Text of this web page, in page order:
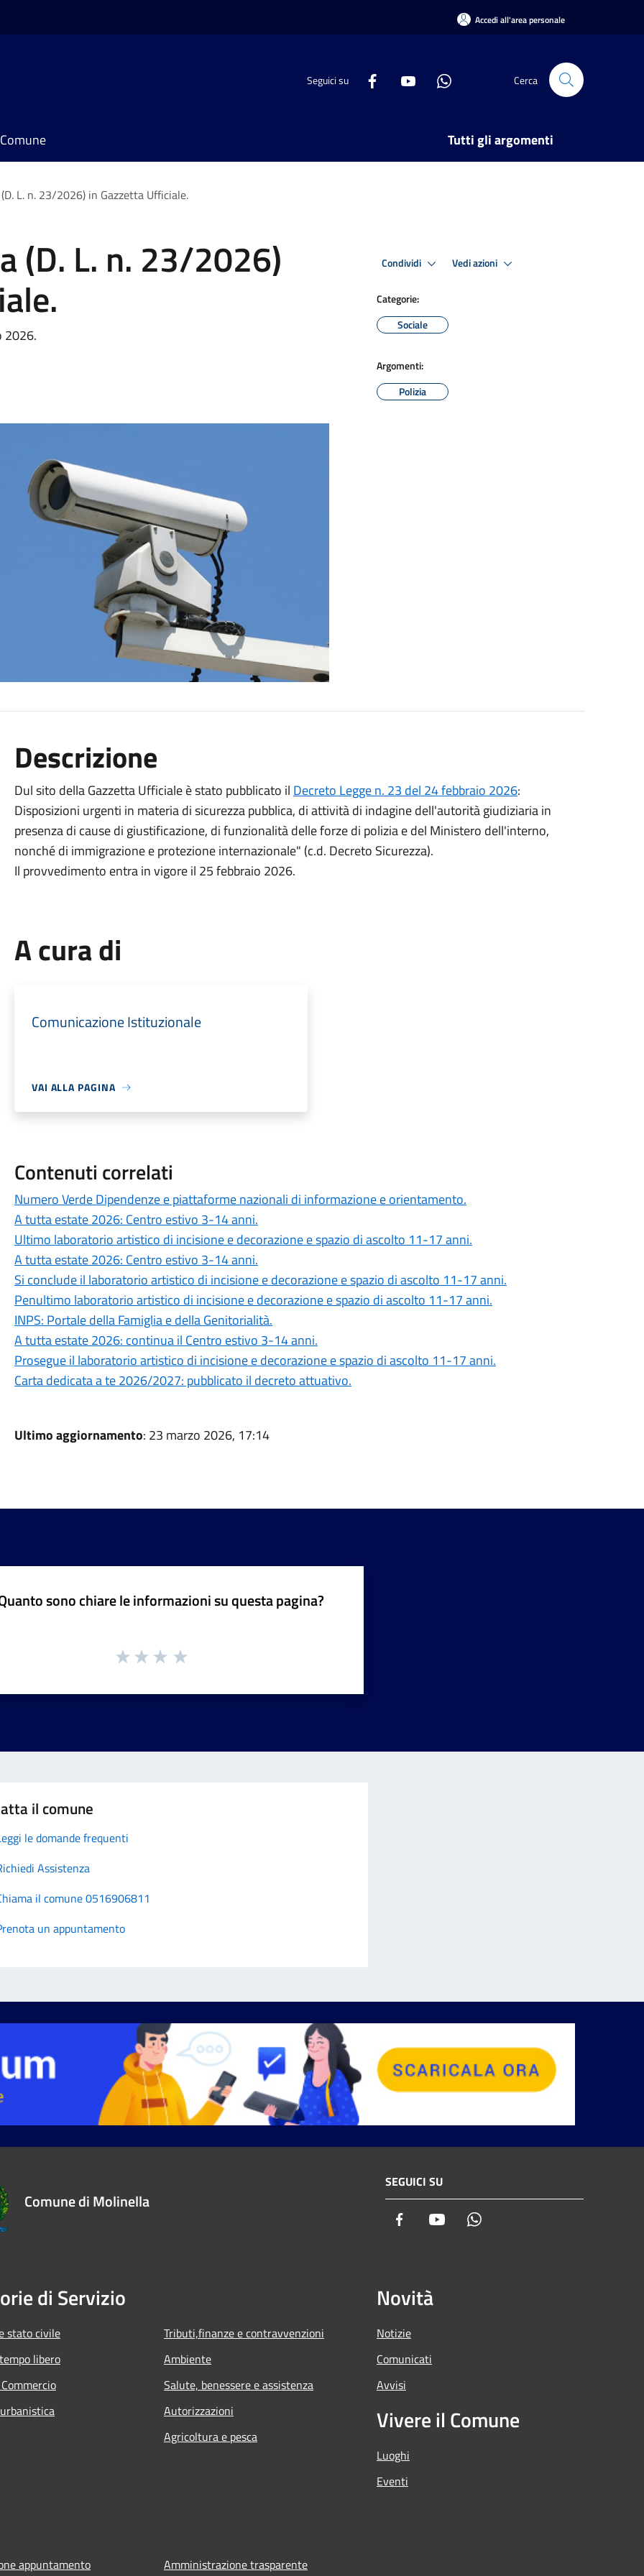
Accedi all'area personale
Seguici su Cerca
Tutti gli argomenti
L. n. 23/2026) in Gazzetta Ufficiale.
(D. L. n. 23/2026)
2026.
Condividi Vedi azioni
Categorie:
Sociale
Argomenti:
Polizia
Descrizione
Dul sito della Gazzetta Ufficiale è stato pubblicato il Decreto Legge n. 23 del 24 febbraio 2026:
Disposizioni urgenti in materia di sicurezza pubblica, di attività di indagine dell'autorità giudiziaria in
presenza di cause di giustificazione, di funzionalità delle forze di polizia e del Ministero dell'interno,
nonché di immigrazione e protezione internazionale" (c.d. Decreto Sicurezza).
Il provvedimento entra in vigore il 25 febbraio 2026.
A cura di
Comunicazione Istituzionale
VAI ALLA PAGINA
Contenuti correlati
Numero Verde Dipendenze e piattaforme nazionali di informazione e orientamento.
A tutta estate 2026: Centro estivo 3-14 anni.
Ultimo laboratorio artistico di incisione e decorazione e spazio di ascolto 11-17 anni.
A tutta estate 2026: Centro estivo 3-14 anni.
Si conclude il laboratorio artistico di incisione e decorazione e spazio di ascolto 11-17 anni.
Penultimo laboratorio artistico di incisione e decorazione e spazio di ascolto 11-17 anni.
INPS: Portale della Famiglia e della Genitorialità.
A tutta estate 2026: continua il Centro estivo 3-14 anni.
Prosegue il laboratorio artistico di incisione e decorazione e spazio di ascolto 11-17 anni.
Carta dedicata a te 2026/2027: pubblicato il decreto attuativo.
Ultimo aggiornamento: 23 marzo 2026, 17:14
sono chiare le informazioni su questa pagina?
il comune
le domande frequenti
Assistenza
il comune 0516906811
un appuntamento
Comune di Molinella
SEGUICI SU
Facebook Youtube
di Servizio
stato civile
libero
Tributi,finanze e contravvenzioni
Ambiente
Salute, benessere e assistenza
Autorizzazioni
Agricoltura e pesca
Novità
Notizie
Comunicati
Avvisi
Vivere il Comune
Luoghi
Eventi
appuntamento Amministrazione trasparente